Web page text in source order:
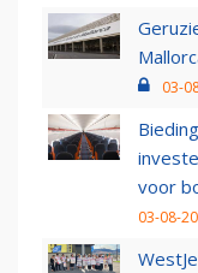
03-
voor
03-08-